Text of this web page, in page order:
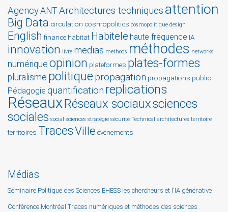
AgencyANTArchitectures techniques attention
Big Data circulation cosmopolitics cosmopolitique design
English finance habitat Habitele haute fréquence IA
innovation livre medias methods méthodes networks
numérique opinion plateformes plates-formes
pluralisme politique propagation propagations public
Pédagogie quantification replications
RéseauxRéseaux sociauxsciences
sociales social sciences stratégie sécurité Technical architectures territoire
territoires TracesVille événements
Médias
Séminaire Politique des Sciences EHESS les chercheurs et l'IA générative
Conférence Montréal Traces numériques et méthodes des sciences